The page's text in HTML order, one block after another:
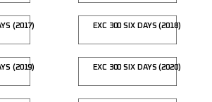
(2017) EXC 300 SIX DAYS (2018)
(2019) EXC 300 SIX DAYS (2020)